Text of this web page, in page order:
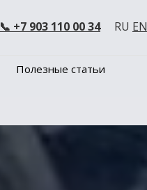
📞 +7 903 110 00 34 RU EN
Полезные статьи